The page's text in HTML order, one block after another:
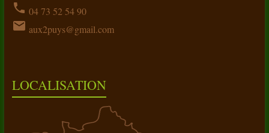
phone 04 73 52 54 90
email aux2puys@gmail.com
LOCALISATION